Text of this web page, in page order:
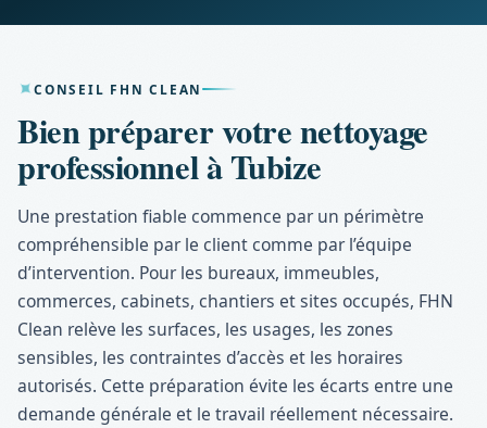
CONSEIL FHN CLEAN
Bien préparer votre nettoyage
professionnel à Tubize
Une prestation fiable commence par un périmètre
compréhensible par le client comme par l’équipe
d’intervention. Pour les bureaux, immeubles,
commerces, cabinets, chantiers et sites occupés, FHN
Clean relève les surfaces, les usages, les zones
sensibles, les contraintes d’accès et les horaires
autorisés. Cette préparation évite les écarts entre une
demande générale et le travail réellement nécessaire.